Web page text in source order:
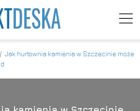
/ Jak hurtownia kamienia w Szczecinie może